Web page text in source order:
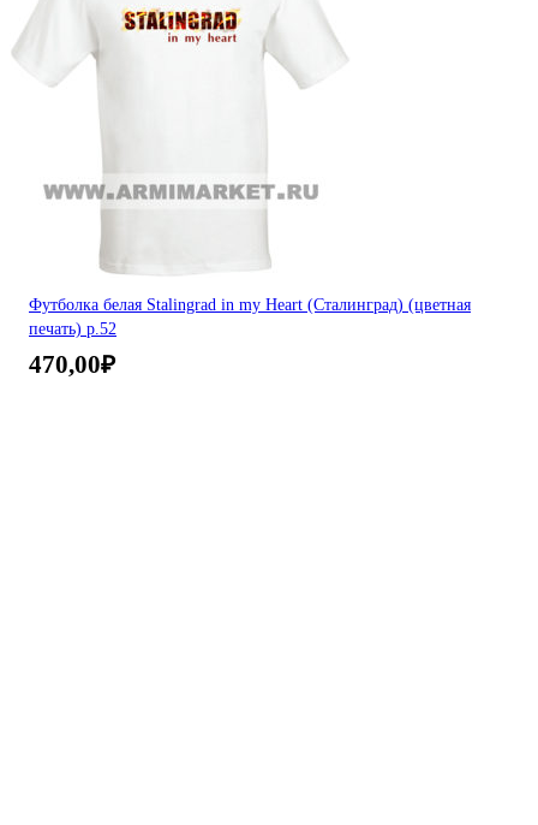
Футболка белая Stalingrad in my Heart (Сталинград) (цветная
печать) р.52
470,00₽